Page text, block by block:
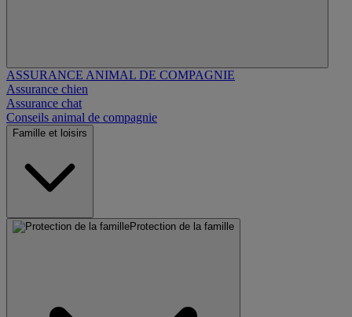
ASSURANCE ANIMAL DE COMPAGNIE
Assurance chien
Assurance chat
Conseils animal de compagnie
Famille et loisirs
Protection de la famille